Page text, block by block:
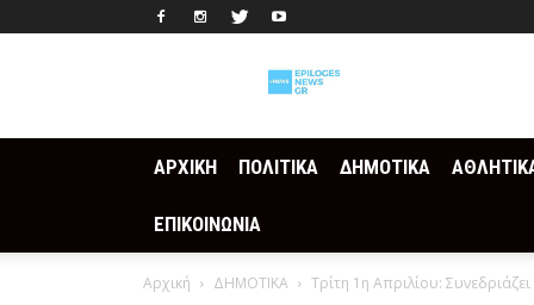
ΑΡΧΙΚΗ ΠΟΛΙΤΙΚΑ ΔΗΜΟΤΙΚΑ
ΕΠΙΚΟΙΝΩΝΙΑ
Αρχική ΔΗΜΟΤΙΚΑ Τρίτη 1η Απριλίου: